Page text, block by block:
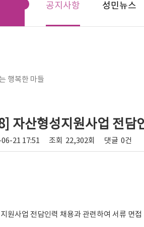
공지사항 성민뉴스
행복한 마들
자산형성지원사업 전담
21 17:51 조회 22,302회 댓글 0건
원사업 전담인력 채용과 관련하여 서류 면